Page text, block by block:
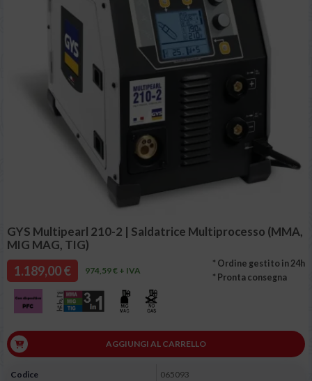
GYS Multipearl 210-2 | Saldatrice Multiprocesso (MMA,
MIG MAG, TIG)
1.189,00 € 974,59 € + IVA
* Ordine gestito in 24h
* Pronta consegna
AGGIUNGI AL CARRELLO
Codice
065093